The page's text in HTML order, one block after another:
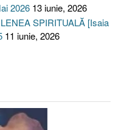
2026 13 iunie, 2026
SPIRITUALĂ [Isaia
11 iunie, 2026